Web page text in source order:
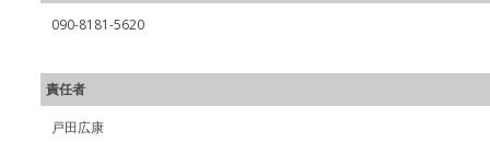
090-8181-5620
責任者
戸田広康